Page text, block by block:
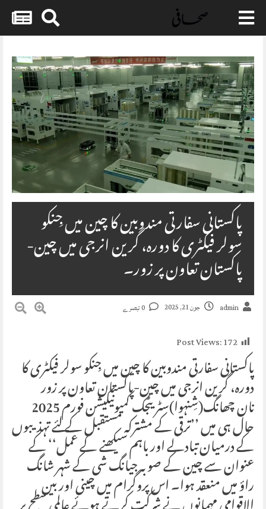
Skip
content
پاکستانی سفارتی مندوبین کا چین میں جِنکو
سولر فیکٹری کا دورہ، گرین انرجی میں چین-
پاکستان تعاون پر زور۔
admin جون 21, 2025
Post Views:172
پاکستانی سفارتی مندوبین کا چین میں جِنکو سولر فیکٹری کا
دورہ، گرین انرجی میں چین-پاکستان تعاون پر زور
نان چھانگ(شِنہوا)سٹریٹجک کمیونیکیشن فورم 2025
حال ہی میں ’’ترقی کے مشترکہ مستقبل کے لئے تہذیبوں
کے درمیان تبادلے اور باہم سیکھنے کے عمل‘‘ کے
عنوان سے چین کے صوبہ جیانگ شی کے شہر شانگ
راؤ میں منعقد ہوا۔ اس پروگرام میں چینی اور بین